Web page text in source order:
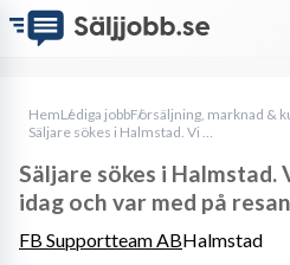
HemLediga jobbFörsäljning, marknad &
Säljare sökes i Halmstad. Vi utbildar dig, ansök idag och var med på resan!
Säljare sökes i Halmstad.
idag och var med på
FB Supportteam ABHalmstad